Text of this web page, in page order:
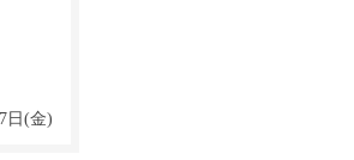
日(金)